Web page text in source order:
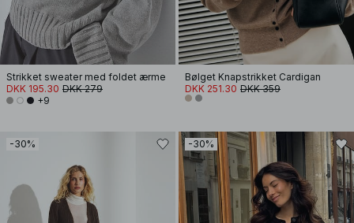
Strikket sweater med foldet ærme
DKK 195.30 DKK 279
+9
Bølget Knapstrikket Cardigan
DKK 251.30 DKK 359
-30% -30%